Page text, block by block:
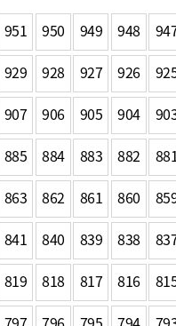
한눈에 서비스
전자
인터
위택
부동
새
청소정보
대형폐기물 배출신고
생활쓰레기 처리요령
음식물쓰레기 처리요령
폐기물 처리시설 현황
공중
위생
식품
문
체
군
생활
부동산 정보
주소/건축/지적/지리정보
조상땅찾기
태양
가스
조례규칙 입법예고
조례규칙 입법예고(구)
법률정보 관련사이트
군산시 고향사랑기부제
고향사랑기부제 소개
951 950 949 948
929 928 927 926
907 906 905 904
885 884 883 882
863 862 861 860
841 840 839 838
819 818 817 816